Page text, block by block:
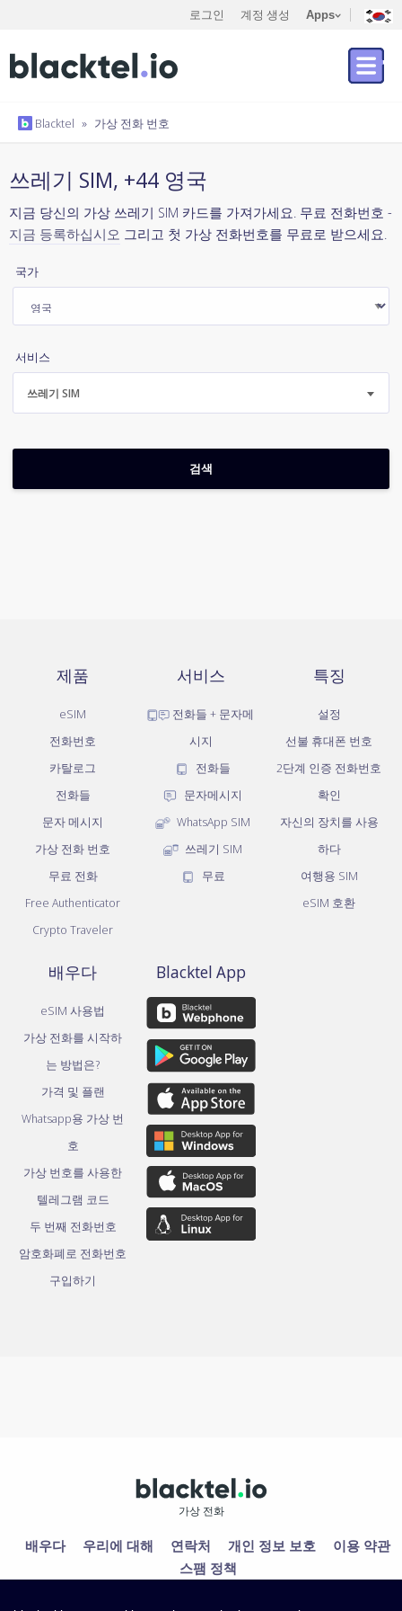
로그인 계정 생성 Apps
Blacktel » 가상 전화 번호
쓰레기 SIM, +44 영국
지금 당신의 가상 쓰레기 SIM 카드를 가져가세요. 무료 전화번호 -
지금 등록하십시오 그리고 첫 가상 전화번호를 무료로 받으세요.
국가
서비스
쓰레기 SIM
제품
eSIM
전화번호
카탈로그
전화들
문자 메시지
가상 전화 번호
무료 전화
Free Authenticator
Crypto Traveler
서비스
전화들 + 문자메
시지
전화들
문자메시지
WhatsApp SIM
쓰레기 SIM
무료
특징
설정
선불 휴대폰 번호
2단계 인증 전화번호
확인
자신의 장치를 사용
하다
여행용 SIM
eSIM 호환
배우다
eSIM 사용법
가상 전화를 시작하
는 방법은?
가격 및 플랜
Whatsapp용 가상 번
호
가상 번호를 사용한
텔레그램 코드
두 번째 전화번호
암호화폐로 전화번호
구입하기
Blacktel App
가상 전화
배우다 우리에 대해 연락처 개인 정보 보호
이용 약관
스팸 정책